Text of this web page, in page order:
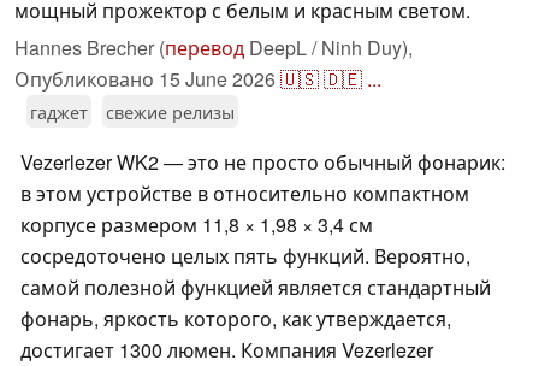
мощный прожектор с белым и красным светом.
Hannes Brecher (перевод DeepL / Ninh Duy),
Опубликовано 15 June 2026🇺🇸🇩🇪 ...
гаджет свежие релизы
Vezerlezer WK2 — это не просто обычный фонарик:
в этом устройстве в относительно компактном
корпусе размером 11,8 × 1,98 × 3,4 см
сосредоточено целых пять функций. Вероятно,
самой полезной функцией является стандартный
фонарь, яркость которого, как утверждается,
достигает 1300 люмен. Компания Vezerlezer